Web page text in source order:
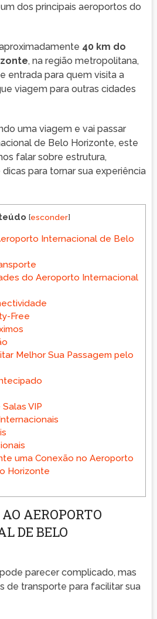
dos principais aeroportos do
40 km do
, na região metropolitana,
entrada para quem visita a
viagem para outras cidades
uma viagem e vai passar
de Belo Horizonte, este
falar sobre estrutura,
para tornar sua experiência
[esconder]
Internacional de Belo
do Aeroporto Internacional
Free
Melhor Sua Passagem pelo
VIP
uma Conexão no Aeroporto
Horizonte
AEROPORTO
DE BELO
parecer complicado, mas
de transporte para facilitar sua